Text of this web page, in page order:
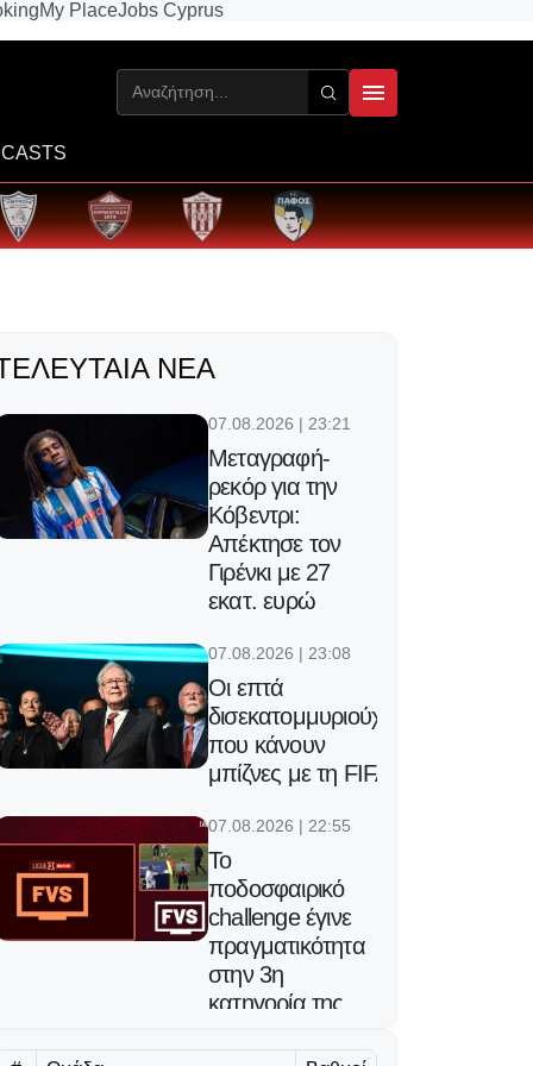
My PlaceJobs Cyprus
ΝΈΑ
07.08.2026 | 23:21
Μεταγραφή-
ρεκόρ για την
Κόβεντρι:
Απέκτησε τον
Γιρένκι με 27
εκατ. ευρώ
07.08.2026 | 23:08
Οι επτά
δισεκατομμυριούχοι
που κάνουν
μπίζνες με τη FIFA
07.08.2026 | 22:55
Το
ποδοσφαιρικό
challenge έγινε
πραγματικότητα
στην 3η
κατηγορία της